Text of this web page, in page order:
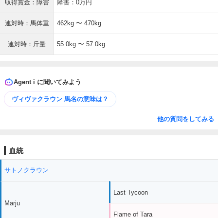
収得賞金：障害 障害：0万円
連対時：馬体重 462kg 〜 470kg
連対時：斤量 55.0kg 〜 57.0kg
Agent i に聞いてみよう
ヴィヴァクラウン 馬名の意味は？
他の質問をしてみる
血統
サトノクラウン
Marju
Last Tycoon
Flame of Tara